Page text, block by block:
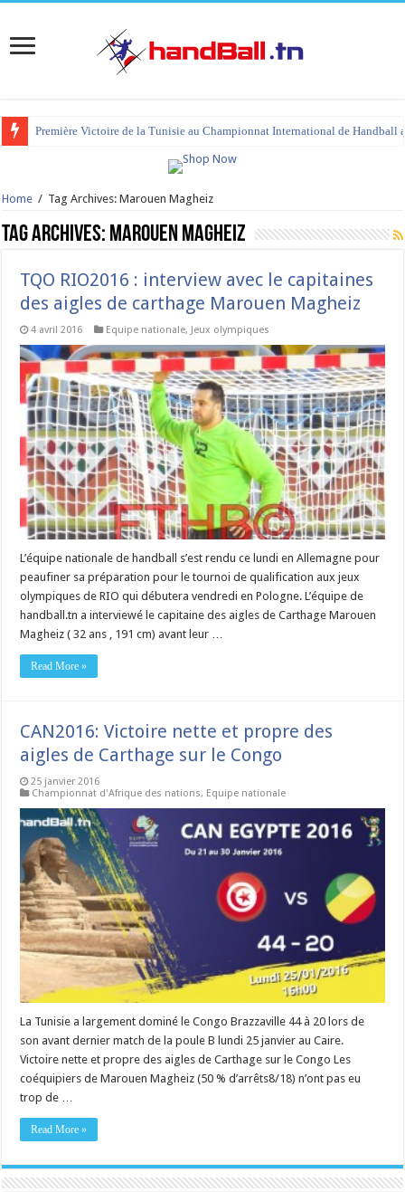
Première Victoire de la Tunisie au Championnat International de Handball
Home / Tag Archives: Marouen Magheiz
Tag Archives: Marouen Magheiz
TQO RIO2016 : interview avec le capitaines
des aigles de carthage Marouen Magheiz
4 avril 2016 Equipe nationale, Jeux olympiques
L’équipe nationale de handball s’est rendu ce lundi en Allemagne pour
peaufiner sa préparation pour le tournoi de qualification aux jeux
olympiques de RIO qui débutera vendredi en Pologne. L’équipe de
handball.tn a interviewé le capitaine des aigles de Carthage Marouen
Magheiz ( 32 ans , 191 cm) avant leur …
Read More »
CAN2016: Victoire nette et propre des
aigles de Carthage sur le Congo
25 janvier 2016
Championnat d'Afrique des nations, Equipe nationale
La Tunisie a largement dominé le Congo Brazzaville 44 à 20 lors de
son avant dernier match de la poule B lundi 25 janvier au Caire.
Victoire nette et propre des aigles de Carthage sur le Congo Les
coéquipiers de Marouen Magheiz (50 % d’arrêts8/18) n’ont pas eu
trop de …
Read More »